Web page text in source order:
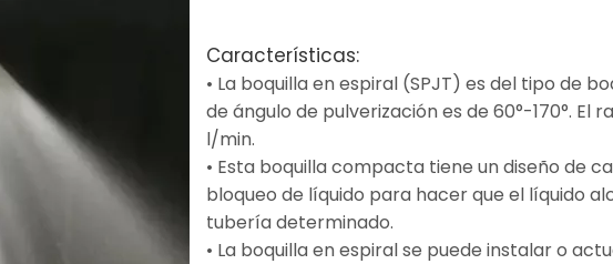
Características:
• La boquilla en espiral (SPJT) es del tipo de
de ángulo de pulverización es de 60°-170°. El
l/min.
• Esta boquilla compacta tiene un diseño de
bloqueo de líquido para hacer que el líquido
tubería determinado.
• La boquilla en espiral se puede instalar o